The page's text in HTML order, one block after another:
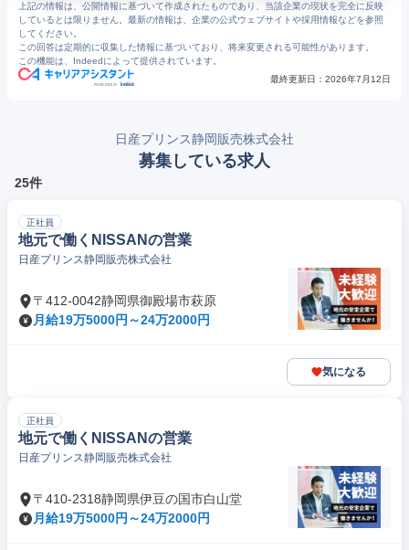
上記の情報は、公開情報に基づいて作成されたものであり、当該企業の現状を完全に反映
しているとは限りません。最新の情報は、企業の公式ウェブサイトや採用情報などを参照
してください。
この回答は定期的に収集した情報に基づいており、将来変更される可能性があります。
この機能は、Indeedによって提供されています。
最終更新日： 2026年7月12日
日産プリンス静岡販売株式会社
募集している求人
25件
正社員
地元で働くNISSANの営業
日産プリンス静岡販売株式会社
〒412-0042静岡県御殿場市萩原
月給19万5000円～24万2000円
気になる
正社員
地元で働くNISSANの営業
日産プリンス静岡販売株式会社
〒410-2318静岡県伊豆の国市白山堂
月給19万5000円～24万2000円